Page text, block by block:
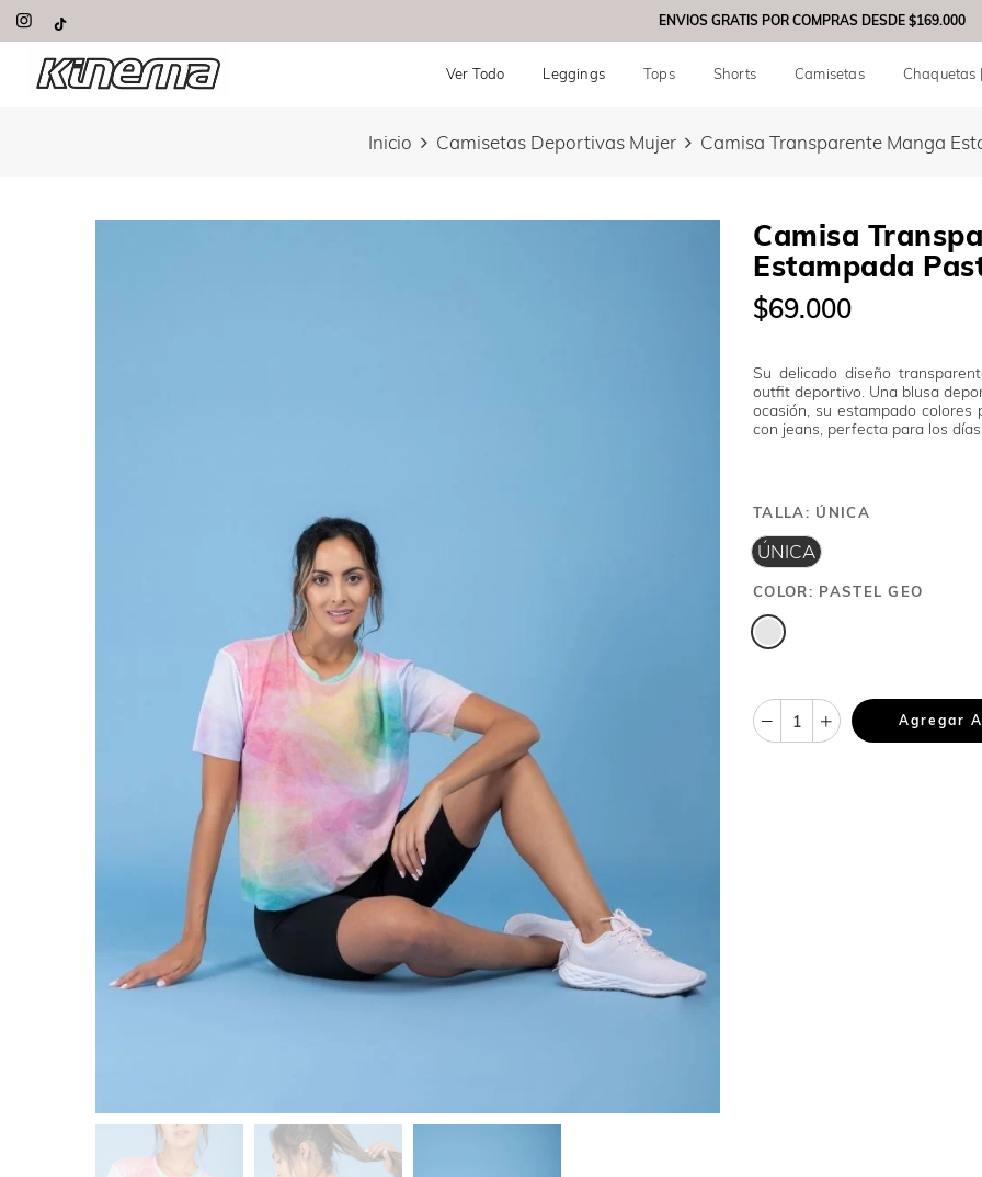
Saltar
contenido
ENVIOS GRATIS POR COMPRAS DESDE $169.000
Ver Todo Leggings Tops Shorts Camisetas Chaquetas
Inicio Camisetas Deportivas Mujer Camisa Transparente Manga
Camisa
Estampada
$69.000
Su delicado diseño
outfit deportivo. Una blusa
ocasión, su estampado
con jeans, perfecta para los
TALLA: ÚNICA
ÚNICA
COLOR: PASTEL GEO
Agregar